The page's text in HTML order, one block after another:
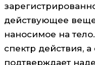
действующее
наносимое на
спектр действия,
подтверждает